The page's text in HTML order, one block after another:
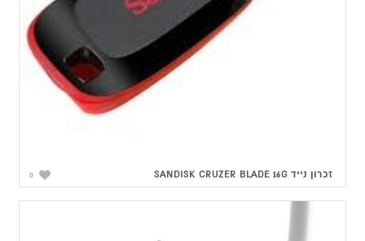
0 זכרון נייד SANDISK CRUZER BLADE 16G